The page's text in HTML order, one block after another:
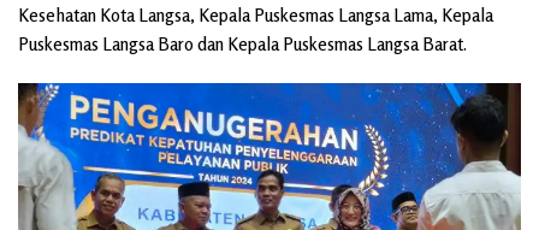
Kesehatan Kota Langsa, Kepala Puskesmas Langsa Lama, Kepala
Puskesmas Langsa Baro dan Kepala Puskesmas Langsa Barat.